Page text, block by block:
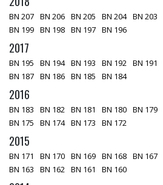
BN 207 BN 206 BN 205 BN 204 BN 203
BN 199 BN 198 BN 197 BN 196
2017
BN 195 BN 194 BN 193 BN 192 BN 191
BN 187 BN 186 BN 185 BN 184
2016
BN 183 BN 182 BN 181 BN 180 BN 179
BN 175
BN 174 BN 173 BN 172
2015
BN 171 BN 170 BN 169 BN 168 BN 167
BN 163
BN 162 BN 161 BN 160